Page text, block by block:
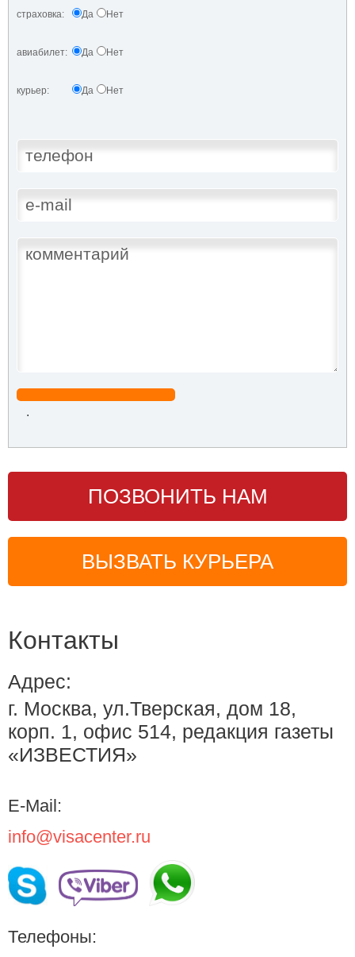
страховка: Да Нет
авиабилет: Да Нет
курьер: Да Нет
.
ПОЗВОНИТЬ НАМ
ВЫЗВАТЬ КУРЬЕРА
Контакты
Адрес:
г. Москва, ул.Тверская, дом 18,
корп. 1, офис 514, редакция газеты
«ИЗВЕСТИЯ»
E-Mail:
info@visacenter.ru
Телефоны: